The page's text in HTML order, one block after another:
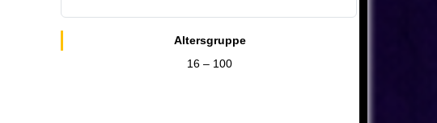
Altersgruppe
16 – 100